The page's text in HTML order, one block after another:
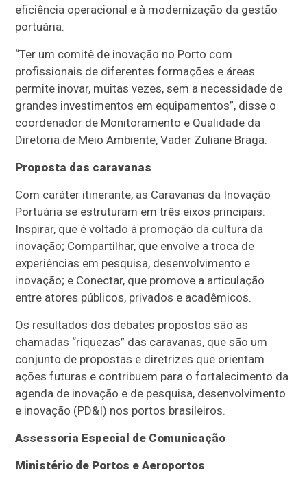
eficiência operacional e à modernização da gestão
portuária.
“Ter um comitê de inovação no Porto com
profissionais de diferentes formações e áreas
permite inovar, muitas vezes, sem a necessidade de
grandes investimentos em equipamentos”, disse o
coordenador de Monitoramento e Qualidade da
Diretoria de Meio Ambiente, Vader Zuliane Braga.
Proposta das caravanas
Com caráter itinerante, as Caravanas da Inovação
Portuária se estruturam em três eixos principais:
Inspirar, que é voltado à promoção da cultura da
inovação; Compartilhar, que envolve a troca de
experiências em pesquisa, desenvolvimento e
inovação; e Conectar, que promove a articulação
entre atores públicos, privados e acadêmicos.
Os resultados dos debates propostos são as
chamadas “riquezas” das caravanas, que são um
conjunto de propostas e diretrizes que orientam
ações futuras e contribuem para o fortalecimento da
agenda de inovação e de pesquisa, desenvolvimento
e inovação (PD&I) nos portos brasileiros.
Assessoria Especial de Comunicação
Ministério de Portos e Aeroportos